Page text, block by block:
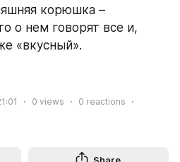
корюшка –
о нем говорят все и,
«вкусный».
0 views 0 reactions
Share